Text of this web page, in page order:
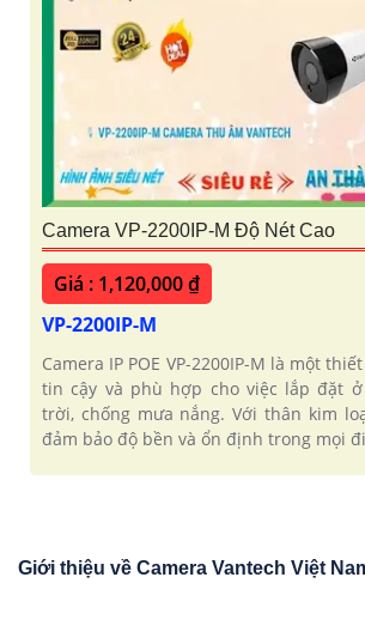
Camera VP-2200IP-M Độ Nét Cao
Giá : 1,120,000 ₫
VP-2200IP-M
Camera IP POE VP-2200IP-M là một
tin cậy và phù hợp cho việc lắp đặt
trời, chống mưa nắng. Với thân kim
đảm bảo độ bền và ổn định trong mọi
Giới thiệu về Camera Vantech Việt